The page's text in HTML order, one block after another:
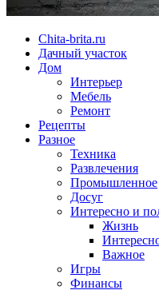
Chita-brita.ru
Дачный участок
Дом
Интерьер
Мебель
Ремонт
Рецепты
Разное
Техника
Развлечения
Промышленное
Досуг
Интересно и
Жизнь
Важное
Игры
Финансы